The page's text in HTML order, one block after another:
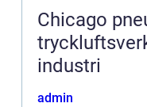
Chicago
industri
admin